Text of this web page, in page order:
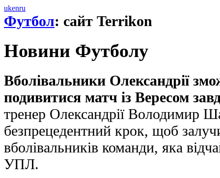
ukenru
Футбол: сайт Terrikon
Новини Футболу
Вболівальники Олександрії
подивитися матч із Вересом
тренер Олександрії Володимир
безпрецедентний крок, щоб
вболівальників команди, яка
УПЛ.